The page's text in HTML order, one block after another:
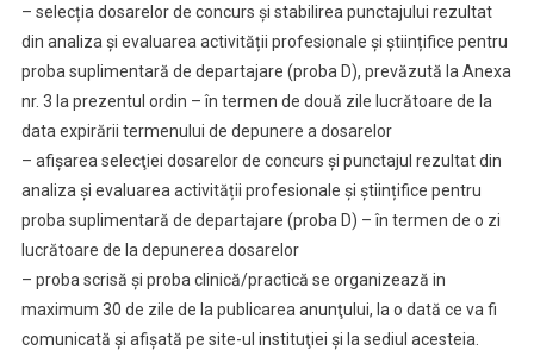
– selecția dosarelor de concurs și stabilirea punctajului rezultat
din analiza și evaluarea activității profesionale și științifice pentru
proba suplimentară de departajare (proba D), prevăzută la Anexa
nr. 3 la prezentul ordin – în termen de două zile lucrătoare de la
data expirării termenului de depunere a dosarelor
– afişarea selecţiei dosarelor de concurs şi punctajul rezultat din
analiza și evaluarea activității profesionale și științifice pentru
proba suplimentară de departajare (proba D) – în termen de o zi
lucrătoare de la depunerea dosarelor
– proba scrisă şi proba clinică/practică se organizează in
maximum 30 de zile de la publicarea anunţului, la o dată ce va fi
comunicată şi afişată pe site-ul instituţiei şi la sediul acesteia.